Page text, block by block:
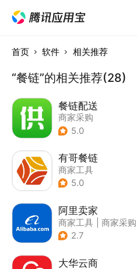
首页 软件 相关推荐
“餐链”的相关推荐(28)
餐链配送
商家采购
5.0
有哥餐链
商家工具
5.0
阿里卖家
商家工具
商家采购
2.7
大华云商